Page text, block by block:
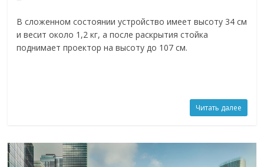
В сложенном состоянии устройство имеет высоту 34 см
и весит около 1,2 кг, а после раскрытия стойка
поднимает проектор на высоту до 107 см.
Читать далее